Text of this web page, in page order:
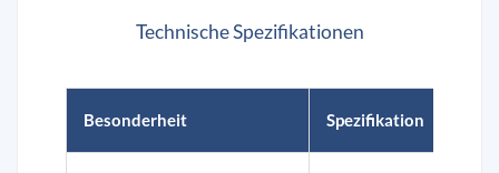
Technische Spezifikationen
Besonderheit Spezifikation